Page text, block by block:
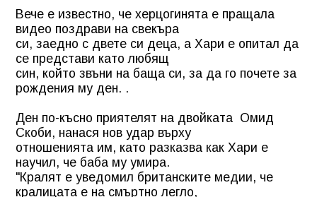
Вече е известно, че херцогинята е пращала
видео поздрави на свекъра
си, заедно с двете си деца, а Хари е опитал да
се представи като любящ
син, който звъни на баща си, за да го почете за
рождения му ден. .
Ден по-късно приятелят на двойката Омид
Скоби, нанася нов удар върху
отношенията им, като разказва как Хари е
научил, че баба му умира.
"Кралят е уведомил британските медии, че
кралицата е на смъртно легло,